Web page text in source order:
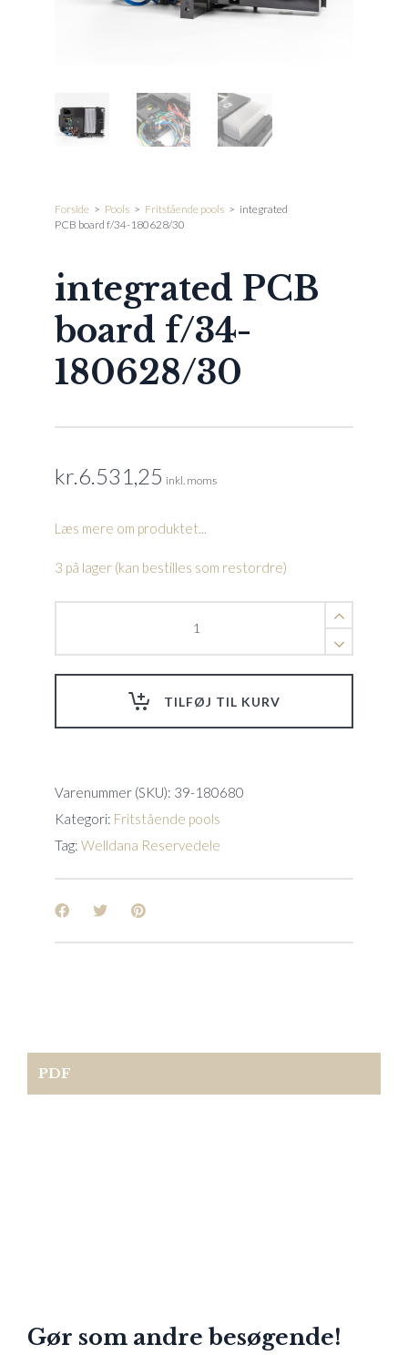
Forside > Pools > Fritstående pools > integrated
PCB board f/34-180628/30
integrated PCB
board f/34-
180628/30
kr. 6.531,25 inkl. moms
Læs mere om produktet...
3 på lager (kan bestilles som restordre)
TILFØJ TIL KURV
Varenummer (SKU): 39-180680
Kategori: Fritstående pools
Tag: Welldana Reservedele
PDF
Gør som andre besøgende!